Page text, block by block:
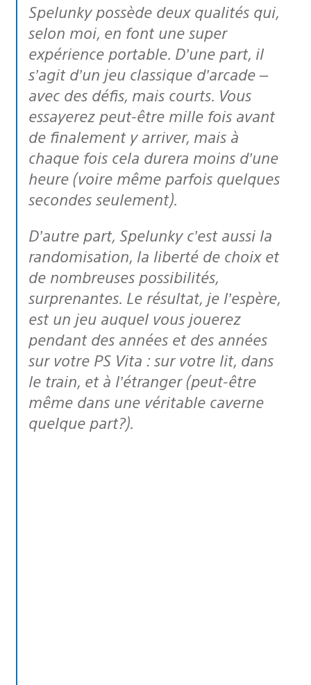
Spelunky possède deux qualités qui,
selon moi, en font une super
expérience portable. D’une part, il
s’agit d’un jeu classique d’arcade –
avec des défis, mais courts. Vous
essayerez peut-être mille fois avant
de finalement y arriver, mais à
chaque fois cela durera moins d’une
heure (voire même parfois quelques
secondes seulement).
D’autre part, Spelunky c’est aussi la
randomisation, la liberté de choix et
de nombreuses possibilités,
surprenantes. Le résultat, je l’espère,
est un jeu auquel vous jouerez
pendant des années et des années
sur votre PS Vita : sur votre lit, dans
le train, et à l’étranger (peut-être
même dans une véritable caverne
quelque part?).